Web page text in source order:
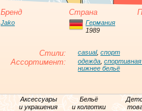
Бренд Страна
Jako
Германия
1989
Стили: casual, спорт
Ассортимент: одежда спортивная
нижнее бельё
Аксессуары
и украшения
Бельё
и колготки